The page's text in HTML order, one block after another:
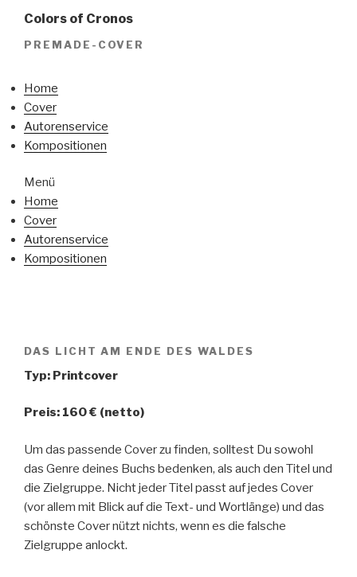
Colors of Cronos
PREMADE-COVER
Home
Cover
Autorenservice
Kompositionen
Menü
Home
Cover
Autorenservice
Kompositionen
DAS LICHT AM ENDE DES WALDES
Typ: Printcover
Preis: 160 € (netto)
Um das passende Cover zu finden, solltest Du sowohl
das Genre deines Buchs bedenken, als auch den Titel und
die Zielgruppe. Nicht jeder Titel passt auf jedes Cover
(vor allem mit Blick auf die Text- und Wortlänge) und das
schönste Cover nützt nichts, wenn es die falsche
Zielgruppe anlockt.